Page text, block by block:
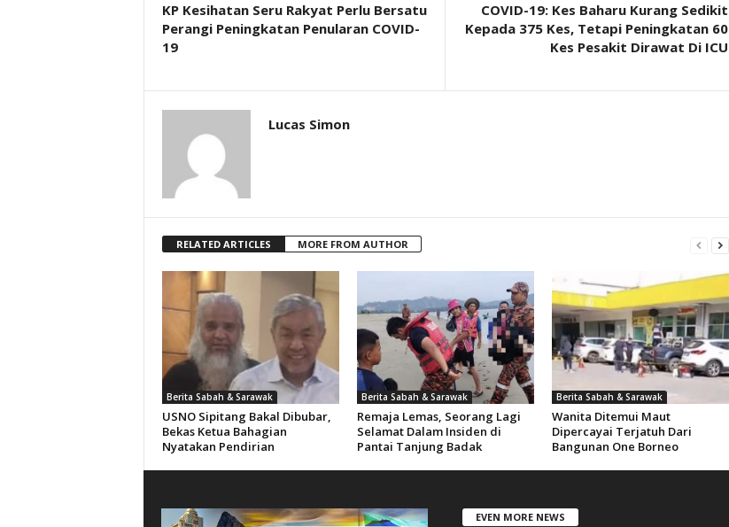
KP Kesihatan Seru Rakyat Perlu Bersatu
Perangi Peningkatan Penularan COVID-
19
COVID-19: Kes Baharu Kurang Sedikit
Kepada 375 Kes, Tetapi Peningkatan 60
Kes Pesakit Dirawat Di ICU
Lucas Simon
RELATED ARTICLES MORE FROM AUTHOR
Berita Sabah & Sarawak
USNO Sipitang Bakal Dibubar,
Bekas Ketua Bahagian
Nyatakan Pendirian
Berita Sabah & Sarawak
Remaja Lemas, Seorang Lagi
Selamat Dalam Insiden di
Pantai Tanjung Badak
Berita Sabah & Sarawak
Wanita Ditemui Maut
Dipercayai Terjatuh Dari
Bangunan One Borneo
EVEN MORE NEWS